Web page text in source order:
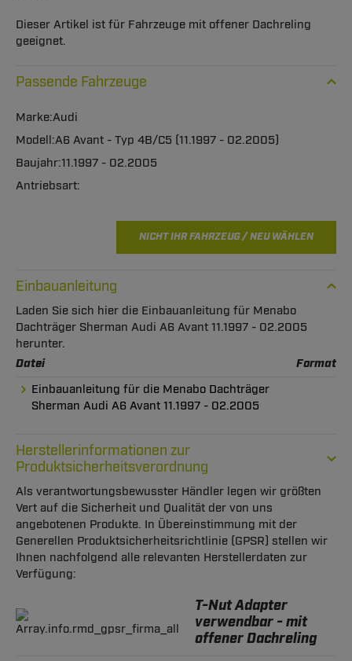
Dieser Artikel ist für Fahrzeuge mit offener Dachreling
geeignet.
Passende Fahrzeuge
Audi
A6 Avant - Typ 4B/C5 (11.1997 - 02.2005)
11.1997 - 02.2005
NICHT IHR FAHRZEUG / NEU WÄHLEN
Einbauanleitung
Laden Sie sich hier die Einbauanleitung für Menabo
Dachträger Sherman Audi A6 Avant 11.1997 - 02.2005
herunter.
Datei Format
Einbauanleitung für die Menabo Dachträger
Sherman Audi A6 Avant 11.1997 - 02.2005
Herstellerinformationen zur
Produktsicherheitsverordnung
Als verantwortungsbewusster Händler legen wir größten
Vert auf die Sicherheit und Qualität der von uns
angebotenen Produkte. In Übereinstimmung mit der
Generellen Produktsicherheitsrichtlinie (GPSR) stellen wir
Ihnen nachfolgend alle relevanten Herstellerdaten zur
Verfügung:
T-Nut Adapter
verwendbar - mit
offener Dachreling